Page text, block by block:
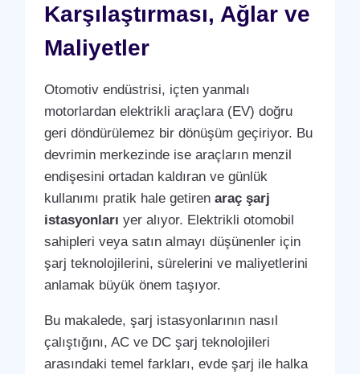
Karşılaştırması, Ağlar ve
Maliyetler
Otomotiv endüstrisi, içten yanmalı
motorlardan elektrikli araçlara (EV) doğru
geri döndürülemez bir dönüşüm geçiriyor. Bu
devrimin merkezinde ise araçların menzil
endişesini ortadan kaldıran ve günlük
kullanımı pratik hale getiren araç şarj
istasyonları yer alıyor. Elektrikli otomobil
sahipleri veya satın almayı düşünenler için
şarj teknolojilerini, sürelerini ve maliyetlerini
anlamak büyük önem taşıyor.
Bu makalede, şarj istasyonlarının nasıl
çalıştığını, AC ve DC şarj teknolojileri
arasındaki temel farkları, evde şarj ile halka